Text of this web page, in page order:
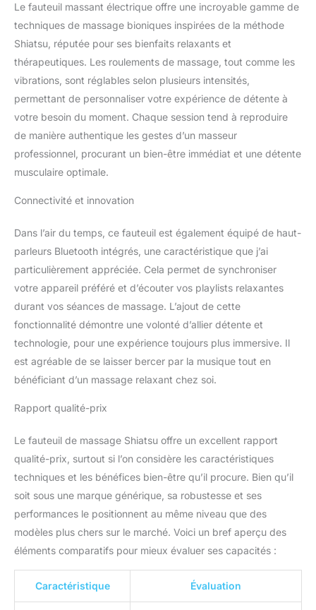
circulation sanguine; La
minuterie scientifique de
15 minutes pour éviter de
trop masser
allongée 】Les haut-
parleurs Bluetooth
intégrés permettent
d'obtenir des effets
position allongée, vous
conviviale】Le design
ergonomique en forme
de L s'adapte
corps. Le panneau de
commande se trouve sur
le côté droit du fauteuil,
ce qui est pratique pour
programmes de
massage. Une poche sur
l'espace】 Grâce à son
design compact et à son
aspect épuré, ce fauteuil
peu encombrant et peut
s'intégrer dans presque
toutes les pièces
Taille
du fauteuil (LxWxH): 91 x
corps adapté】 Poids
Max. : 90kg ; Taille Max. :
Le fauteuil massant électrique offre une incroyable gamme de
techniques de massage bioniques inspirées de la méthode
Shiatsu, réputée pour ses bienfaits relaxants et
thérapeutiques. Les roulements de massage, tout comme les
vibrations, sont réglables selon plusieurs intensités,
permettant de personnaliser votre expérience de détente à
votre besoin du moment. Chaque session tend à reproduire
de manière authentique les gestes d’un masseur
professionnel, procurant un bien-être immédiat et une détente
musculaire optimale.
Connectivité et innovation
Dans l’air du temps, ce fauteuil est également équipé de haut-
parleurs Bluetooth intégrés, une caractéristique que j’ai
particulièrement appréciée. Cela permet de synchroniser
votre appareil préféré et d’écouter vos playlists relaxantes
durant vos séances de massage. L’ajout de cette
fonctionnalité démontre une volonté d’allier détente et
technologie, pour une expérience toujours plus immersive. Il
est agréable de se laisser bercer par la musique tout en
bénéficiant d’un massage relaxant chez soi.
Rapport qualité-prix
Le fauteuil de massage Shiatsu offre un excellent rapport
qualité-prix, surtout si l’on considère les caractéristiques
techniques et les bénéfices bien-être qu’il procure. Bien qu’il
soit sous une marque générique, sa robustesse et ses
performances le positionnent au même niveau que des
modèles plus chers sur le marché. Voici un bref aperçu des
éléments comparatifs pour mieux évaluer ses capacités :
Caractéristique Évaluation